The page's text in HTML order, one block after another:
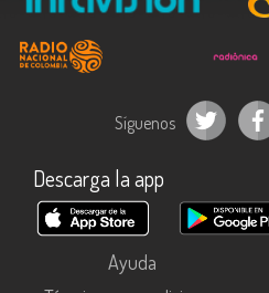
Síguenos
Descarga la app
Ayuda